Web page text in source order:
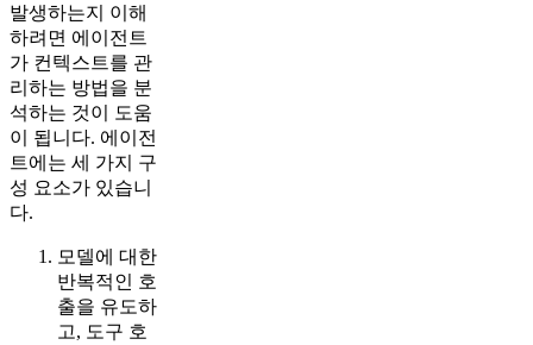
발생하는지 이해
하려면 에이전트
가 컨텍스트를 관
리하는 방법을 분
석하는 것이 도움
이 됩니다. 에이전
트에는 세 가지 구
성 요소가 있습니
다.
모델에 대한
반복적인 호
출을 유도하
고, 도구 호